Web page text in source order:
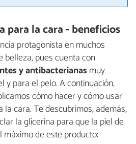
para la cara - beneficios
protagonista en muchos
belleza, pues cuenta con
y antibacterianasmuy
y para el pelo. A continuación,
cómo hacer y cómo usar
cara. Te descubrimos, además,
la glicerina para que la piel de
de este producto: